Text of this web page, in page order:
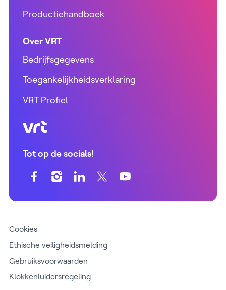
Productiehandboek
Over VRT
Bedrijfsgegevens
Toegankelijkheidsverklaring
VRT Profiel
VRT (home)
Tot op de socials!
Cookies
Ethische veiligheidsmelding
Gebruiksvoorwaarden
Klokkenluidersregeling